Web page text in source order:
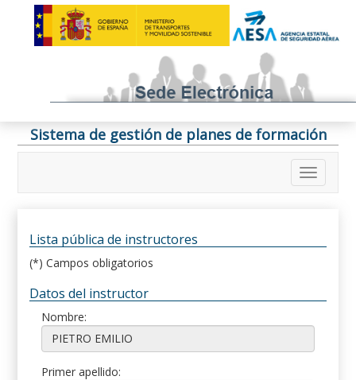
Sistema de gestión de planes de formación
Lista pública de instructores
(*) Campos obligatorios
Datos del instructor
Nombre:
Primer apellido: